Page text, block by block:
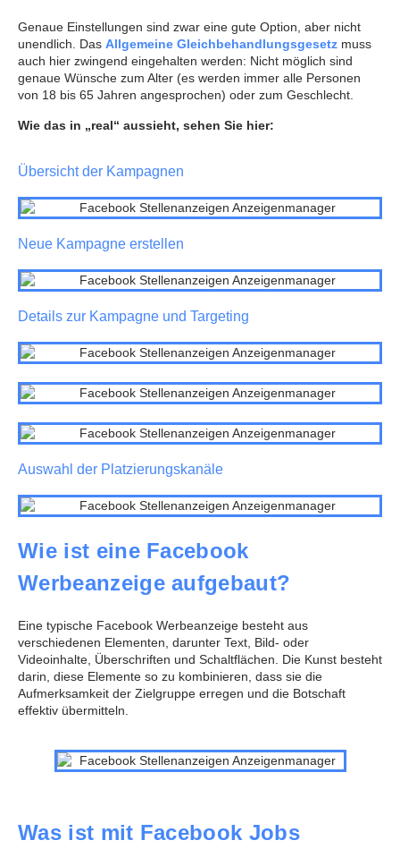
Genaue Einstellungen sind zwar eine gute Option, aber nicht
unendlich. Das Allgemeine Gleichbehandlungsgesetz muss
auch hier zwingend eingehalten werden: Nicht möglich sind
genaue Wünsche zum Alter (es werden immer alle Personen
von 18 bis 65 Jahren angesprochen) oder zum Geschlecht.
Wie das in „real“ aussieht, sehen Sie hier:
Übersicht der Kampagnen
Neue Kampagne erstellen
Details zur Kampagne und Targeting
Auswahl der Platzierungskanäle
Wie ist eine Facebook
Werbeanzeige aufgebaut?
Eine typische Facebook Werbeanzeige besteht aus
verschiedenen Elementen, darunter Text, Bild- oder
Videoinhalte, Überschriften und Schaltflächen. Die Kunst besteht
darin, diese Elemente so zu kombinieren, dass sie die
Aufmerksamkeit der Zielgruppe erregen und die Botschaft
effektiv übermitteln.
Was ist mit Facebook Jobs